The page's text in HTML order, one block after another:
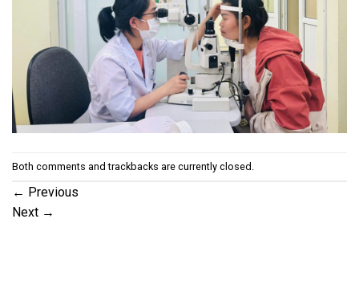
Both comments and trackbacks are currently closed.
← Previous
Next →